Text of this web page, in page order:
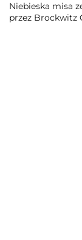
Niebieska misa
przez Brockwitz